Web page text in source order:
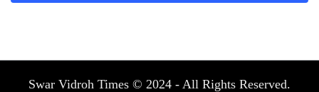
Swar Vidroh Times © 2024 - All Rights Reserved.